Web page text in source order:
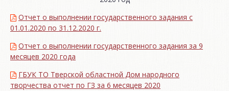
Отчет о выполнении государственного задания с
01.01.2020 по 31.12.2020 г.
Отчет о выполнении государственного задания за 9
месяцев 2020 года
ГБУК ТО Тверской областной Дом народного
творчества отчет по ГЗ за 6 месяцев 2020